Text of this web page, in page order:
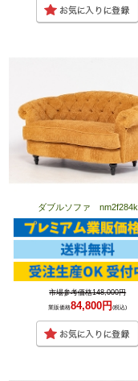
ダブルソファ nm2f284k
市場参考価格148,000円
業販価格84,800円(税込)